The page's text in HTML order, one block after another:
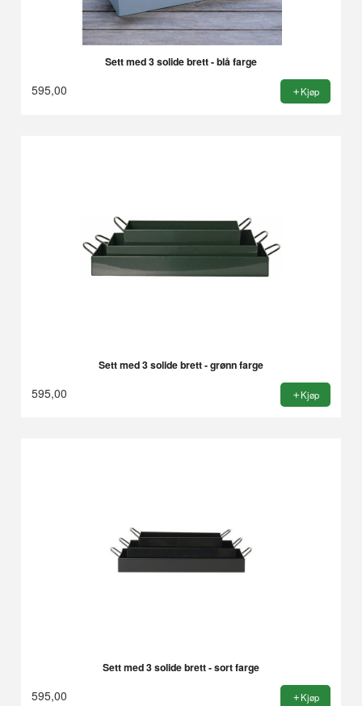
Sett med 3 solide brett - blå farge
595,00 Kjøp
Sett med 3 solide brett - grønn farge
595,00 Kjøp
Sett med 3 solide brett - sort farge
595,00 Kjøp